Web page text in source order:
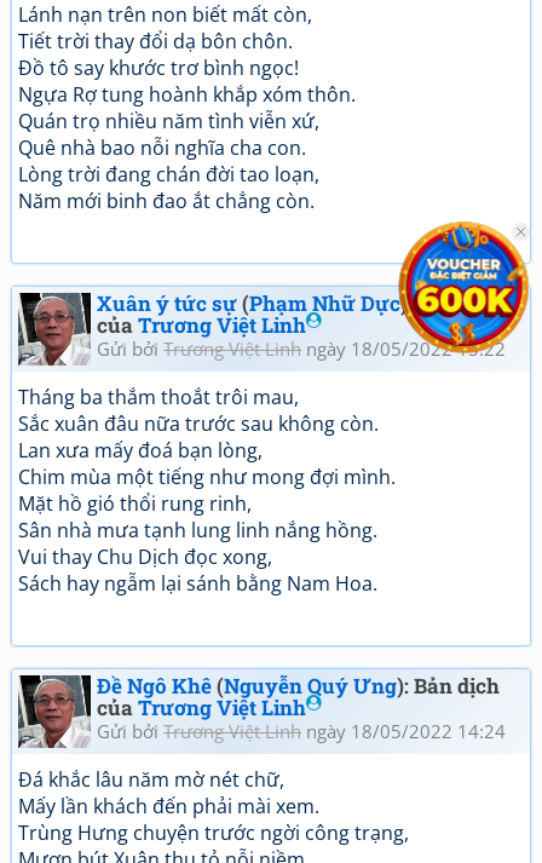
Lánh nạn trên non biết mất còn,
Tiết trời thay đổi dạ bôn chôn.
Đồ tô say khước trơ bình ngọc!
Ngựa Rợ tung hoành khắp xóm thôn.
Quán trọ nhiều năm tình viễn xứ,
Quê nhà bao nỗi nghĩa cha con.
Lòng trời đang chán đời tao loạn,
Năm mới binh đao ắt chẳng còn.
Xuân ý tức sự(Phạm Nhữ Dực): Bản dịch
củaTrương Việt Linh
Gửi bởi Trương Việt Linh ngày 18/05/2022 15:22
Tháng ba thắm thoắt trôi mau,
Sắc xuân đâu nữa trước sau không còn.
Lan xưa mấy đoá bạn lòng,
Chim mùa một tiếng như mong đợi mình.
Mặt hồ gió thổi rung rinh,
Sân nhà mưa tạnh lung linh nắng hồng.
Vui thay Chu Dịch đọc xong,
Sách hay ngẫm lại sánh bằng Nam Hoa.
Đề Ngô Khê(Nguyễn Quý Ưng): Bản dịch
củaTrương Việt Linh
Gửi bởi Trương Việt Linh ngày 18/05/2022 14:24
Đá khắc lâu năm mờ nét chữ,
Mấy lần khách đến phải mài xem.
Trùng Hưng chuyện trước ngời công trạng,